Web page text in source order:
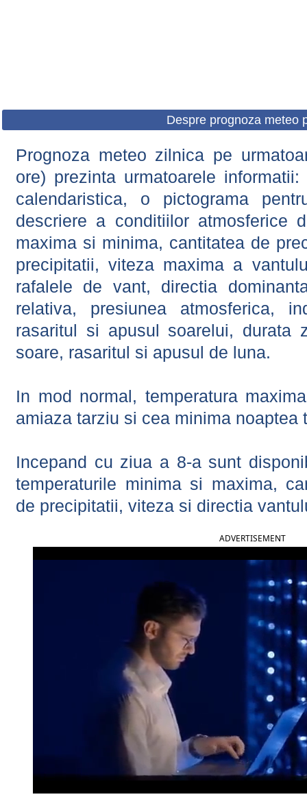
Despre prognoza meteo
Prognoza meteo zilnica pe
ore) prezinta urmatoarele
calendaristica, o pictograma
descriere a conditiilor atmosferice
maxima si minima, cantitatea de
precipitatii, viteza maxima a
rafalele de vant, directia
relativa, presiunea atmosferica,
rasaritul si apusul soarelui, durata
soare, rasaritul si apusul de luna.
In mod normal, temperatura
amiaza tarziu si cea minima noaptea
Incepand cu ziua a 8-a sunt
temperaturile minima si maxima,
de precipitatii, viteza si directia
ADVERTISEMENT